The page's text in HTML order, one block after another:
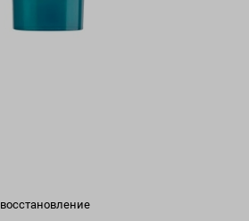
восстановление